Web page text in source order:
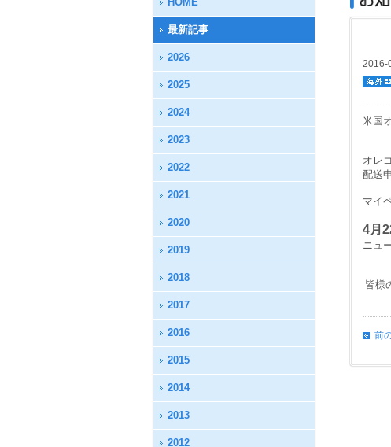
最新記事
2026
2025
2024
2023
2022
2021
2020
2019
2018
2017
2016
2015
2014
2013
2012
2016-
米国
オレ
配送
マイ
4月
ニュ
皆様
前